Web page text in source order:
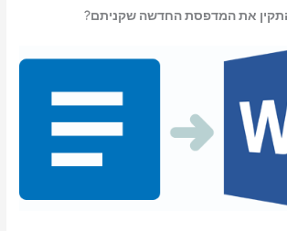
את המדפסת החדשה שקניתם?